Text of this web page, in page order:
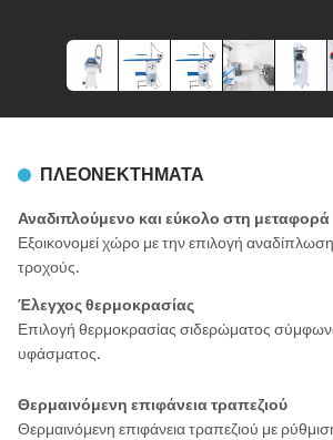
ΠΛΕΟΝΕΚΤΉΜΑΤΑ
Αναδιπλούμενο και εύκολο στη μεταφορά
Εξοικονομεί χώρο με την επιλογή
τροχούς.
Έλεγχος θερμοκρασίας
Επιλογή θερμοκρασίας σιδερώματος
υφάσματος.
Θερμαινόμενη επιφάνεια τραπεζιού
Θερμαινόμενη επιφάνεια τραπεζιού με